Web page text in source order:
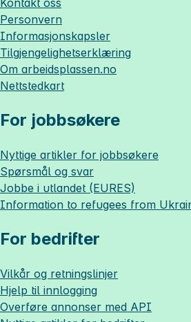
Kontakt oss
Personvern
Informasjonskapsler
Tilgjengelighetserklæring
Om arbeidsplassen.no
Nettstedkart
For jobbsøkere
Nyttige artikler for jobbsøkere
Spørsmål og svar
Jobbe i utlandet (EURES)
Information to refugees from
For bedrifter
Vilkår og retningslinjer
Hjelp til innlogging
Overføre annonser med API